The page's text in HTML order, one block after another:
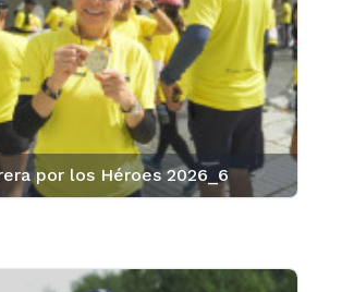
por los Héroes 2026_6